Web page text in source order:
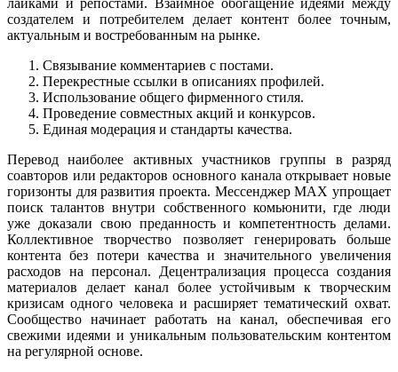
создателем и потребителем делает контент более точным,
актуальным и востребованным на рынке.
Связывание комментариев с постами.
Перекрестные ссылки в описаниях профилей.
Использование общего фирменного стиля.
Проведение совместных акций и конкурсов.
Единая модерация и стандарты качества.
Перевод наиболее активных участников группы в разряд
соавторов или редакторов основного канала открывает новые
горизонты для развития проекта. Мессенджер MAX упрощает
поиск талантов внутри собственного комьюнити, где люди
уже доказали свою преданность и компетентность делами.
Коллективное творчество позволяет генерировать больше
контента без потери качества и значительного увеличения
расходов на персонал. Децентрализация процесса создания
материалов делает канал более устойчивым к творческим
кризисам одного человека и расширяет тематический охват.
Сообщество начинает работать на канал, обеспечивая его
свежими идеями и уникальным пользовательским контентом
на регулярной основе.